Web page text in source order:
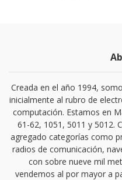
Creada en el año 1994,
inicialmente al rubro de
computación. Estamos en
61-62, 1051, 5011 y 5012.
agregado categorías como
radios de comunicación,
con sobre nueve mil
vendemos al por mayor a